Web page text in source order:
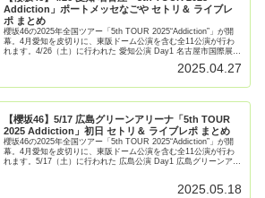
Addiction」ポートメッセなごや セトリ＆ ライブレ
ポ まとめ
櫻坂46の2025年全国ツアー「5th TOUR 2025“Addiction”」が開
幕。4月愛知を皮切りに、東阪ドーム公演を含む全11公演が行わ
れます。4/26（土）に行われた 愛知公演 Day1 名古屋市国際展示
2025.04.27
【櫻坂46】5/17 広島グリーンアリーナ「5th TOUR
2025 Addiction」初日 セトリ＆ ライブレポ まとめ
櫻坂46の2025年全国ツアー「5th TOUR 2025“Addiction”」が開
幕。4月愛知を皮切りに、東阪ドーム公演を含む全11公演が行わ
れます。5/17（土）に行われた 広島公演 Day1 広島グリーンアリ
2025.05.18